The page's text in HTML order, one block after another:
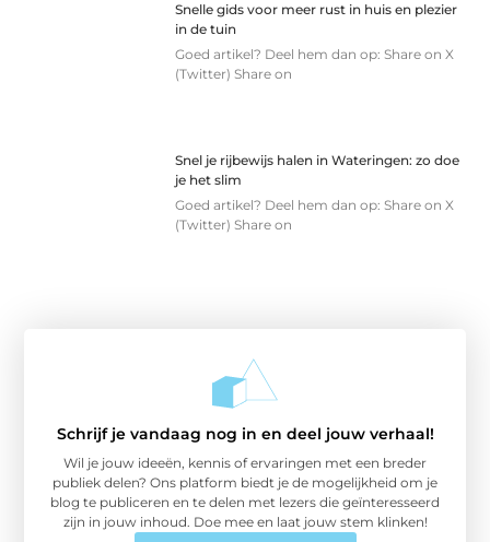
Snelle gids voor meer rust in huis en plezier
in de tuin
Goed artikel? Deel hem dan op: Share on X
(Twitter) Share on
Snel je rijbewijs halen in Wateringen: zo doe
je het slim
Goed artikel? Deel hem dan op: Share on X
(Twitter) Share on
Schrijf je vandaag nog in en deel jouw verhaal!
Wil je jouw ideeën, kennis of ervaringen met een breder
publiek delen? Ons platform biedt je de mogelijkheid om je
blog te publiceren en te delen met lezers die geïnteresseerd
zijn in jouw inhoud. Doe mee en laat jouw stem klinken!